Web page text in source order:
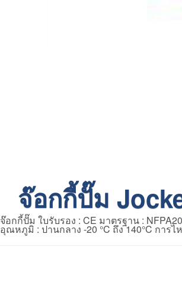
จ๊อกกี้ปั๊ม
จ๊อกกี้ปั๊ม ใบรับรอง : CE มาตรฐาน :
อุณหภูมิ : ปานกลาง -20 °C ถึง 140°C การไ